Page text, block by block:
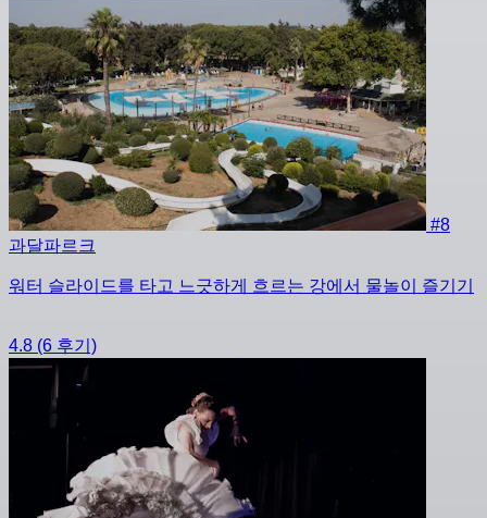
#8
과달파르크
워터 슬라이드를 타고 느긋하게 흐르는 강에서 물놀이 즐기기
4.8 (6 후기)